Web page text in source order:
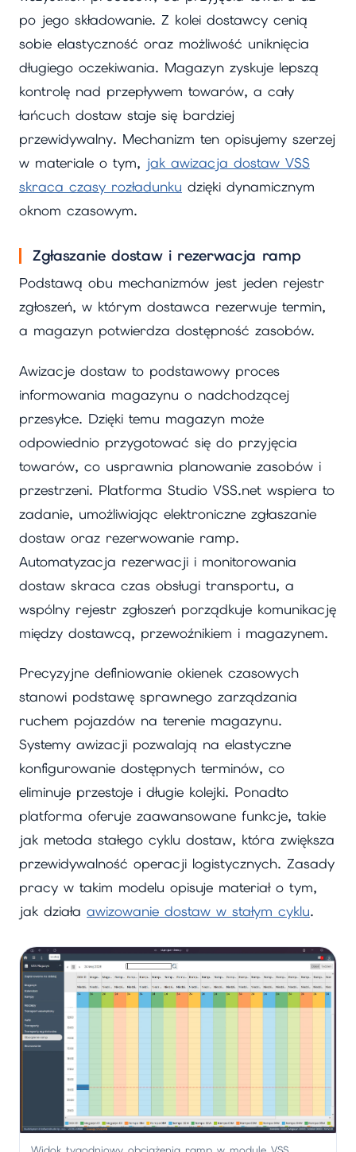
po jego składowanie. Z kolei dostawcy cenią
sobie elastyczność oraz możliwość uniknięcia
długiego oczekiwania. Magazyn zyskuje lepszą
kontrolę nad przepływem towarów, a cały
łańcuch dostaw staje się bardziej
przewidywalny. Mechanizm ten opisujemy szerzej
w materiale o tym, jak awizacja dostaw VSS
skraca czasy rozładunku dzięki dynamicznym
oknom czasowym.
Zgłaszanie dostaw i rezerwacja ramp
Podstawą obu mechanizmów jest jeden rejestr
zgłoszeń, w którym dostawca rezerwuje termin,
a magazyn potwierdza dostępność zasobów.
Awizacje dostaw to podstawowy proces
informowania magazynu o nadchodzącej
przesyłce. Dzięki temu magazyn może
odpowiednio przygotować się do przyjęcia
towarów, co usprawnia planowanie zasobów i
przestrzeni. Platforma Studio VSS.net wspiera to
zadanie, umożliwiając elektroniczne zgłaszanie
dostaw oraz rezerwowanie ramp.
Automatyzacja rezerwacji i monitorowania
dostaw skraca czas obsługi transportu, a
wspólny rejestr zgłoszeń porządkuje komunikację
między dostawcą, przewoźnikiem i magazynem.
Precyzyjne definiowanie okienek czasowych
stanowi podstawę sprawnego zarządzania
ruchem pojazdów na terenie magazynu.
Systemy awizacji pozwalają na elastyczne
konfigurowanie dostępnych terminów, co
eliminuje przestoje i długie kolejki. Ponadto
platforma oferuje zaawansowane funkcje, takie
jak metoda stałego cyklu dostaw, która zwiększa
przewidywalność operacji logistycznych. Zasady
pracy w takim modelu opisuje materiał o tym,
jak działa awizowanie dostaw w stałym cyklu.